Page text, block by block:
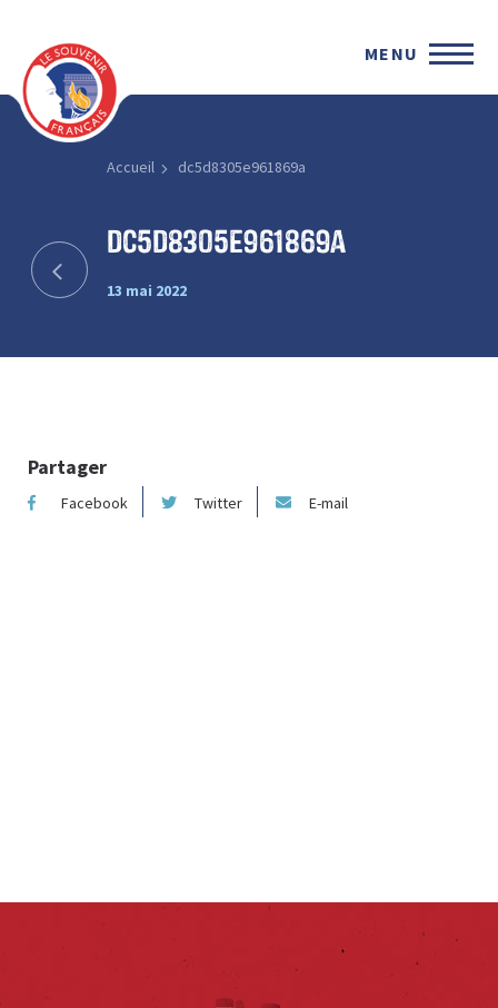
MENU
Accueil dc5d8305e961869a
dc5d8305e961869a
13 mai 2022
Partager
Facebook Twitter E-mail